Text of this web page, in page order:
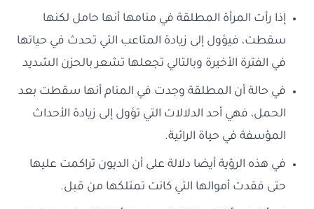
إذا رأت المرأة المطلقة في منامها أنها حامل لكنها
سقطت، فيؤول إلى زيادة المتاعب التي تحدث في حياتها
في الفترة الأخيرة وبالتالي تجعلها تشعر بالحزن الشديد
في حالة أن المطلقة وجدت في المنام أنها سقطت بعد
الحمل، فهي أحد الدلالات التي تؤول إلى زيادة الأحداث
المؤسفة في حياة الرائية.
في هذه الرؤية أيضا دلالة على أن الديون تراكمت عليها
حتى فقدت أموالها التي كانت تمتلكها من قبل.